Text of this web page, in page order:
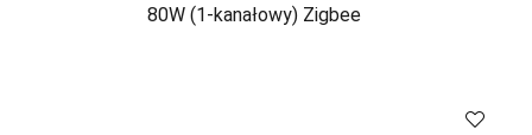
80W (1-kanałowy) Zigbee